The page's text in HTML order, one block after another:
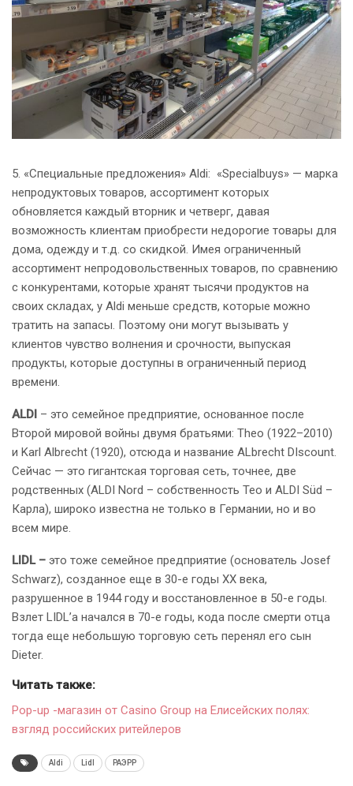
5. «Специальные предложения» Aldi: «Specialbuys» — марка
непродуктовых товаров, ассортимент которых
обновляется каждый вторник и четверг, давая
возможность клиентам приобрести недорогие товары для
дома, одежду и т.д. со скидкой. Имея ограниченный
ассортимент непродовольственных товаров, по сравнению
с конкурентами, которые хранят тысячи продуктов на
своих складах, у Aldi меньше средств, которые можно
тратить на запасы. Поэтому они могут вызывать у
клиентов чувство волнения и срочности, выпуская
продукты, которые доступны в ограниченный период
времени.
ALDI – это семейное предприятие, основанное после
Второй мировой войны двумя братьями: Theo (1922–2010)
и Karl Albrecht (1920), отсюда и название ALbrecht DIscount.
Сейчас — это гигантская торговая сеть, точнее, две
родственных (ALDI Nord – собственность Тео и ALDI Süd –
Карла), широко известна не только в Германии, но и во
всем мире.
LIDL – это тоже семейное предприятие (основатель Josef
Schwarz), созданное еще в 30-е годы ХХ века,
разрушенное в 1944 году и восстановленное в 50-е годы.
Взлет LIDL’а начался в 70-е годы, кода после смерти отца
тогда еще небольшую торговую сеть перенял его сын
Dieter.
Читать также:
Pop-up -магазин от Casino Group на Елисейских полях:
взгляд российских ритейлеров
Aldi Lidl РАЭРР